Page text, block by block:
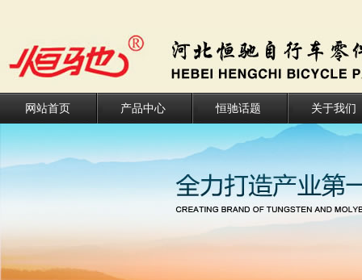
网站首页 产品中心 恒驰话题 关于我们